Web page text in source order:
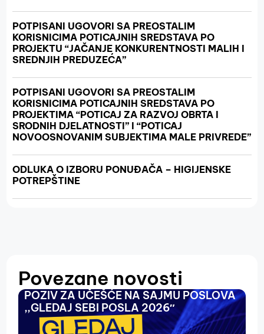
POTPISANI UGOVORI SA PREOSTALIM
KORISNICIMA POTICAJNIH SREDSTAVA PO
PROJEKTU “JAČANJE KONKURENTNOSTI MALIH I
SREDNJIH PREDUZEĆA”
POTPISANI UGOVORI SA PREOSTALIM
KORISNICIMA POTICAJNIH SREDSTAVA PO
PROJEKTIMA “POTICAJ ZA RAZVOJ OBRTA I
SRODNIH DJELATNOSTI” I “POTICAJ
NOVOOSNOVANIM SUBJEKTIMA MALE PRIVREDE”
ODLUKA O IZBORU PONUĐAČA – HIGIJENSKE
POTREPŠTINE
Povezane novosti
POZIV ZA UČEŠĆE NA SAJMU POSLOVA
,,GLEDAJ SEBI POSLA 2026″